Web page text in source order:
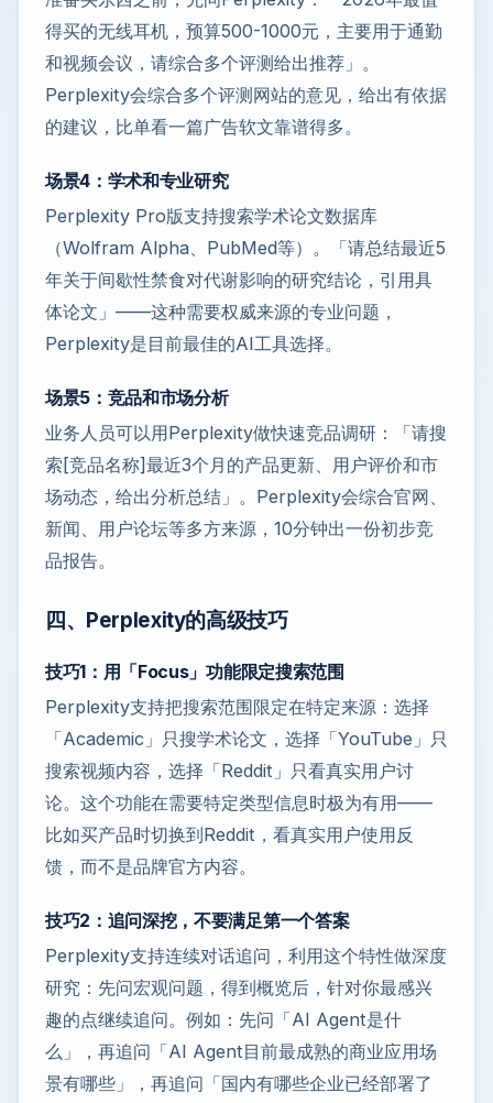
得买的无线耳机，预算500-1000元，主要用于通勤
和视频会议，请综合多个评测给出推荐」。
Perplexity会综合多个评测网站的意见，给出有依据
的建议，比单看一篇广告软文靠谱得多。
场景4：学术和专业研究
Perplexity Pro版支持搜索学术论文数据库
（Wolfram Alpha、PubMed等）。「请总结最近5
年关于间歇性禁食对代谢影响的研究结论，引用具
体论文」——这种需要权威来源的专业问题，
Perplexity是目前最佳的AI工具选择。
场景5：竞品和市场分析
业务人员可以用Perplexity做快速竞品调研：「请搜
索[竞品名称]最近3个月的产品更新、用户评价和市
场动态，给出分析总结」。Perplexity会综合官网、
新闻、用户论坛等多方来源，10分钟出一份初步竞
品报告。
四、Perplexity的高级技巧
技巧1：用「Focus」功能限定搜索范围
Perplexity支持把搜索范围限定在特定来源：选择
「Academic」只搜学术论文，选择「YouTube」只
搜索视频内容，选择「Reddit」只看真实用户讨
论。这个功能在需要特定类型信息时极为有用——
比如买产品时切换到Reddit，看真实用户使用反
馈，而不是品牌官方内容。
技巧2：追问深挖，不要满足第一个答案
Perplexity支持连续对话追问，利用这个特性做深度
研究：先问宏观问题，得到概览后，针对你最感兴
趣的点继续追问。例如：先问「AI Agent是什
么」，再追问「AI Agent目前最成熟的商业应用场
景有哪些」，再追问「国内有哪些企业已经部署了